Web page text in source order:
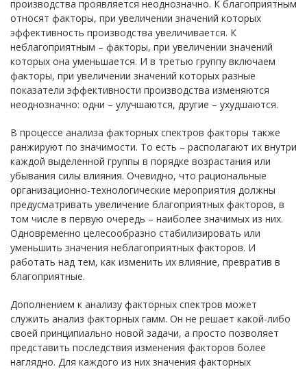
производства проявляется неоднозначно. К благоприятным
относят факторы, при увеличении значений которых
эффективность производства увеличивается. К
неблагоприятным – факторы, при увеличении значений
которых она уменьшается. И в третью группу включаем
факторы, при увеличении значений которых разные
показатели эффективности производства изменяются
неоднозначно: одни – улучшаются, другие – ухудшаются.
В процессе анализа факторных спектров факторы также
ранжируют по значимости. То есть – располагают их внутри
каждой выделенной группы в порядке возрастания или
убывания силы влияния. Очевидно, что рациональные
организационно-технологические мероприятия должны
предусматривать увеличение благоприятных факторов, в
том числе в первую очередь – наиболее значимых из них.
Одновременно целесообразно стабилизировать или
уменьшить значения неблагоприятных факторов. И
работать над тем, как изменить их влияние, превратив в
благоприятные.
Дополнением к анализу факторных спектров может
служить анализ факторных гамм. Он не решает какой-либо
своей принципиально новой задачи, а просто позволяет
представить последствия изменения факторов более
наглядно. Для каждого из них значения факторных